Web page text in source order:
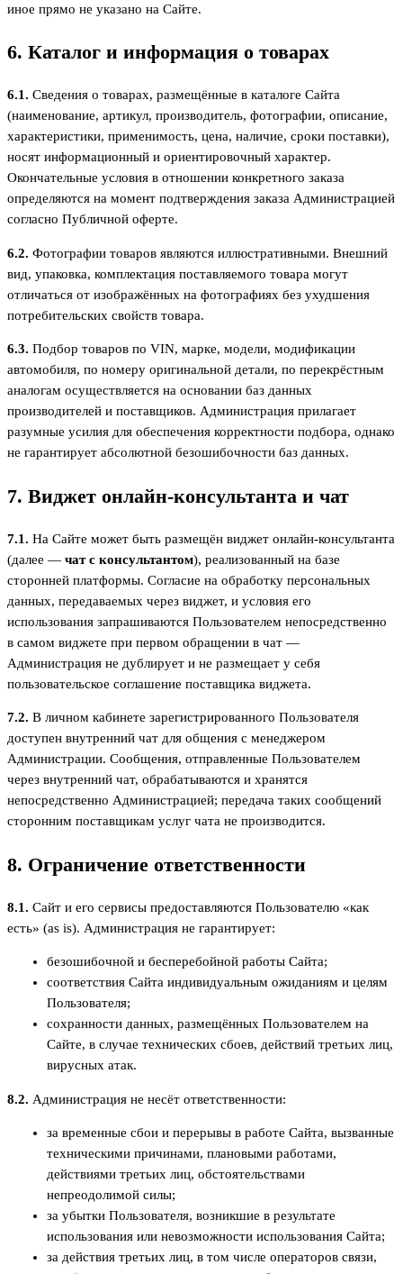
иное прямо не указано на Сайте.
6. Каталог и информация о товарах
6.1. Сведения о товарах, размещённые в каталоге Сайта
(наименование, артикул, производитель, фотографии, описание,
характеристики, применимость, цена, наличие, сроки поставки),
носят информационный и ориентировочный характер.
Окончательные условия в отношении конкретного заказа
определяются на момент подтверждения заказа Администрацией
согласно Публичной оферте.
6.2. Фотографии товаров являются иллюстративными. Внешний
вид, упаковка, комплектация поставляемого товара могут
отличаться от изображённых на фотографиях без ухудшения
потребительских свойств товара.
6.3. Подбор товаров по VIN, марке, модели, модификации
автомобиля, по номеру оригинальной детали, по перекрёстным
аналогам осуществляется на основании баз данных
производителей и поставщиков. Администрация прилагает
разумные усилия для обеспечения корректности подбора, однако
не гарантирует абсолютной безошибочности баз данных.
7. Виджет онлайн-консультанта и чат
7.1. На Сайте может быть размещён виджет онлайн-консультанта
(далее — чат с консультантом), реализованный на базе
сторонней платформы. Согласие на обработку персональных
данных, передаваемых через виджет, и условия его
использования запрашиваются Пользователем непосредственно
в самом виджете при первом обращении в чат —
Администрация не дублирует и не размещает у себя
пользовательское соглашение поставщика виджета.
7.2. В личном кабинете зарегистрированного Пользователя
доступен внутренний чат для общения с менеджером
Администрации. Сообщения, отправленные Пользователем
через внутренний чат, обрабатываются и хранятся
непосредственно Администрацией; передача таких сообщений
сторонним поставщикам услуг чата не производится.
8. Ограничение ответственности
8.1. Сайт и его сервисы предоставляются Пользователю «как
есть» (as is). Администрация не гарантирует:
безошибочной и бесперебойной работы Сайта;
соответствия Сайта индивидуальным ожиданиям и целям
Пользователя;
сохранности данных, размещённых Пользователем на
Сайте, в случае технических сбоев, действий третьих лиц,
вирусных атак.
8.2. Администрация не несёт ответственности:
за временные сбои и перерывы в работе Сайта, вызванные
техническими причинами, плановыми работами,
действиями третьих лиц, обстоятельствами
непреодолимой силы;
за убытки Пользователя, возникшие в результате
использования или невозможности использования Сайта;
за действия третьих лиц, в том числе операторов связи,